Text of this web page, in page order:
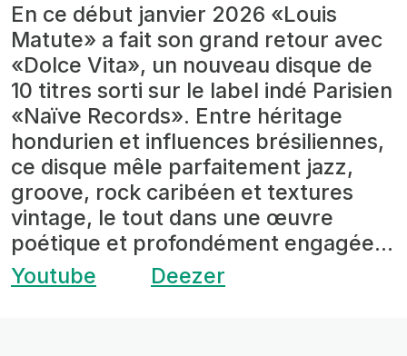
En ce début janvier 2026 «Louis
Matute» a fait son grand retour avec
«Dolce Vita», un nouveau disque de
10 titres sorti sur le label indé Parisien
«Naïve Records». Entre héritage
hondurien et influences brésiliennes,
ce disque mêle parfaitement jazz,
groove, rock caribéen et textures
vintage, le tout dans une œuvre
poétique et profondément engagée...
Youtube
Deezer